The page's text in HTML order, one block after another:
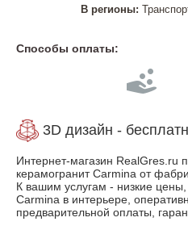
В регионы:
Способы оплаты:
3D дизайн -
Интернет-магазин RealGres.ru
керамогранит Carmina от
К вашим услугам - низкие
Carmina в интерьере,
предварительной оплаты,